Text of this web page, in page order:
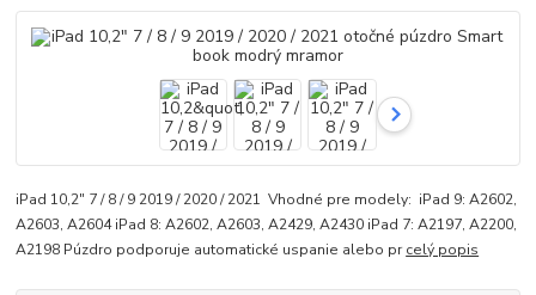
iPad 10,2" 7 / 8 / 9 2019 / 2020 / 2021 Vhodné pre modely: iPad 9: A2602,
A2603, A2604 iPad 8: A2602, A2603, A2429, A2430 iPad 7: A2197, A2200,
A2198 Púzdro podporuje automatické uspanie alebo prcelý popis